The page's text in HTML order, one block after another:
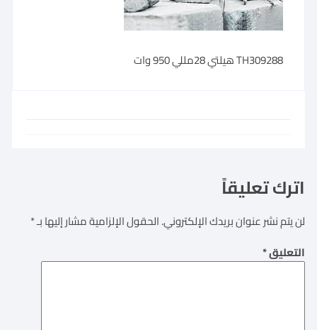
TH309288 هيلتي 28مللي 950 وات
اترك تعليقاً
لن يتم نشر عنوان بريدك الإلكتروني.الحقول الإلزامية مشار إليها بـ*
التعليق*